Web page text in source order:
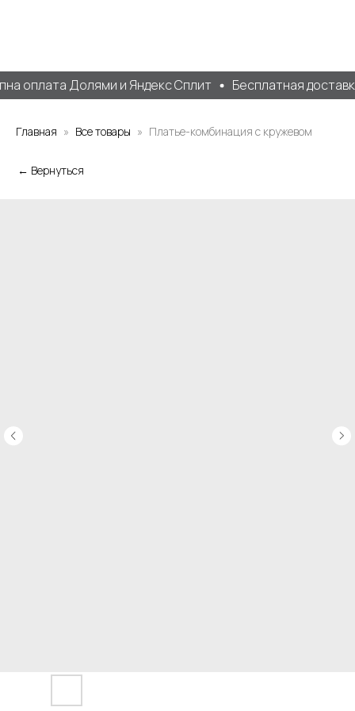
оплата Долями и Яндекс Сплит Бесплатная
Главная Все товары Платье-комбинация с кружевом
← Вернуться